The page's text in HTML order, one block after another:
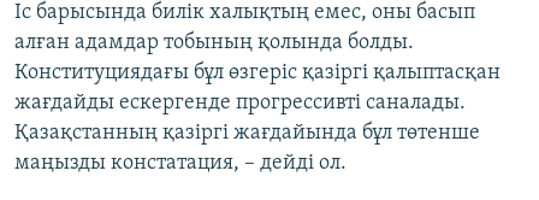
Іс барысында билік халықтың емес, оны басып
алған адамдар тобының қолында болды.
Конституциядағы бұл өзгеріс қазіргі қалыптасқан
жағдайды ескергенде прогрессивті саналады.
Қазақстанның қазіргі жағдайында бұл төтенше
маңызды констатация, – дейді ол.